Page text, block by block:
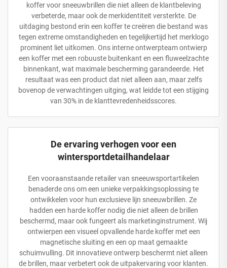
koffer voor sneeuwbrillen die niet alleen de klantbeleving
verbeterde, maar ook de merkidentiteit versterkte. De
uitdaging bestond erin een koffer te creëren die bestand was
tegen extreme omstandigheden en tegelijkertijd het merklogo
prominent liet uitkomen. Ons interne ontwerpteam ontwierp
een koffer met een robuuste buitenkant en een fluweelzachte
binnenkant, wat maximale bescherming garandeerde. Het
resultaat was een product dat niet alleen aan, maar zelfs
bovenop de verwachtingen uitging, wat leidde tot een stijging
van 30% in de klanttevredenheidsscores.
De ervaring verhogen voor een
wintersportdetailhandelaar
Een vooraanstaande retailer van sneeuwsportartikelen
benaderde ons om een unieke verpakkingsoplossing te
ontwikkelen voor hun exclusieve lijn sneeuwbrillen. Ze
hadden een harde koffer nodig die niet alleen de brillen
beschermd, maar ook fungeert als marketinginstrument. Wij
ontwierpen een visueel opvallende harde koffer met een
magnetische sluiting en een op maat gemaakte
schuimvulling. Dit innovatieve ontwerp beschermt niet alleen
de brillen, maar verbetert ook de uitpakervaring voor klanten.